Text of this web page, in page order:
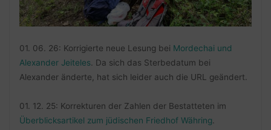
01. 06. 26: Korrigierte neue Lesung bei Mordechai und
Alexander Jeiteles . Da sich das Sterbedatum bei
Alexander änderte, hat sich leider auch die URL geändert.
01. 12. 25: Korrekturen der Zahlen der Bestatteten im
Überblicksartikel zum jüdischen Friedhof Währing